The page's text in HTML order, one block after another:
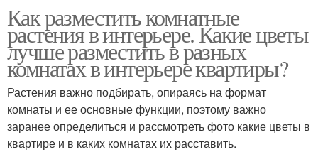
Как разместить комнатные
растения в интерьере. Какие цветы
лучше разместить в разных
комнатах в интерьере квартиры?
Растения важно подбирать, опираясь на формат
комнаты и ее основные функции, поэтому важно
заранее определиться и рассмотреть фото какие цветы в
квартире и в каких комнатах их расставить.